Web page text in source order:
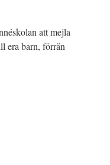
att mejla
era barn, förrän